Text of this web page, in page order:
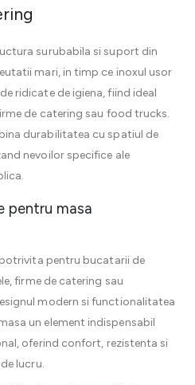
surubabila si suport din
mari, in timp ce inoxul usor
ridicate de igiena, fiind ideal
de catering sau food trucks.
durabilitatea cu spatiul de
nevoilor specifice ale
pentru masa
pentru bucatarii de
firme de catering sau
modern si functionalitatea
un element indispensabil
oferind confort, rezistenta si
lucru.